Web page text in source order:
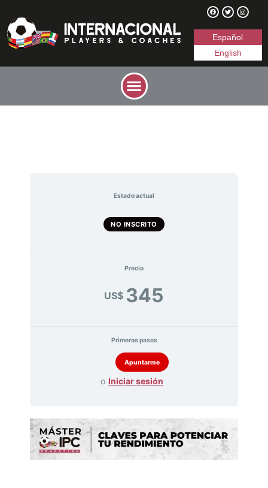
Español
English
Estado actual
NO INSCRITO
Precio
US$ 345
Primeros pasos
o Iniciar sesión